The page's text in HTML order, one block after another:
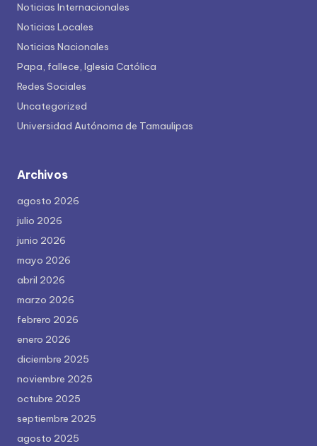
Noticias Internacionales
Noticias Locales
Noticias Nacionales
Papa, fallece, Iglesia Católica
Redes Sociales
Uncategorized
Universidad Autónoma de Tamaulipas
Archivos
agosto 2026
julio 2026
junio 2026
mayo 2026
abril 2026
marzo 2026
febrero 2026
enero 2026
diciembre 2025
noviembre 2025
octubre 2025
septiembre 2025
agosto 2025